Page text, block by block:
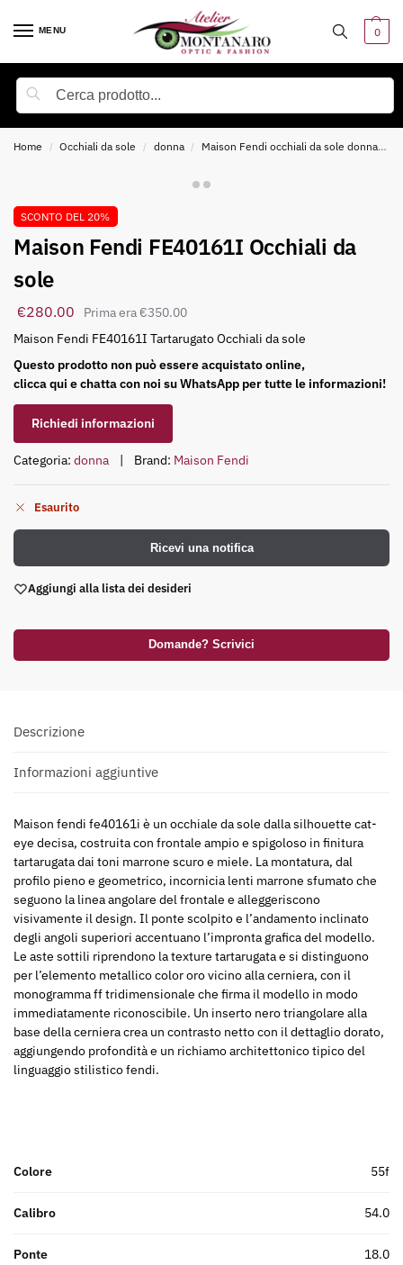
MENU 0
Home / Occhiali da sole / donna / Maison Fendi occhiali da sole donna
SCONTO DEL 20%
Maison Fendi FE40161I Occhiali da
sole
€350.00
€280.00
Maison Fendi FE40161I Tartarugato Occhiali da sole
Questo prodotto non può essere acquistato online,
clicca qui e chatta con noi su WhatsApp per tutte le informazioni!
Richiedi informazioni
Categoria: donna Brand: Maison Fendi
Esaurito
Ricevi una notifica
Aggiungi alla lista dei desideri
Domande? Scrivici
Descrizione
Informazioni aggiuntive
Maison fendi fe40161i è un occhiale da sole dalla silhouette cat-
eye decisa, costruita con frontale ampio e spigoloso in finitura
tartarugata dai toni marrone scuro e miele. La montatura, dal
profilo pieno e geometrico, incornicia lenti marrone sfumato che
seguono la linea angolare del frontale e alleggeriscono
visivamente il design. Il ponte scolpito e l’andamento inclinato
degli angoli superiori accentuano l’impronta grafica del modello.
Le aste sottili riprendono la texture tartarugata e si distinguono
per l’elemento metallico color oro vicino alla cerniera, con il
monogramma ff tridimensionale che firma il modello in modo
immediatamente riconoscibile. Un inserto nero triangolare alla
base della cerniera crea un contrasto netto con il dettaglio dorato,
aggiungendo profondità e un richiamo architettonico tipico del
linguaggio stilistico fendi.
Colore 55f
Calibro 54.0
Ponte 18.0